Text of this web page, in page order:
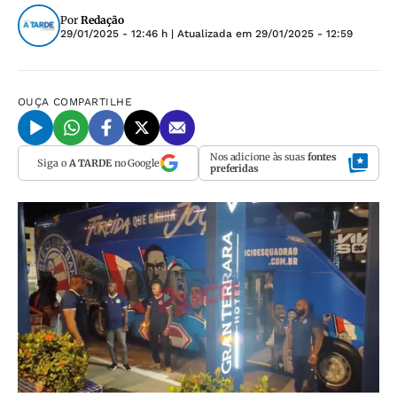
Por Redação
29/01/2025 - 12:46 h | Atualizada em 29/01/2025 - 12:59
OUÇA COMPARTILHE
Siga o A TARDEno Google Nos adicione às suas fontes
preferidas